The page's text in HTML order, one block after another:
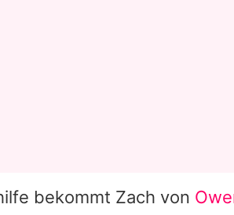
bekommt Zach von